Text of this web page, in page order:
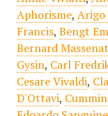
Aphorisme, Arigo
Francis, Bengt
Bernard Massenat
Gysin, Carl
Cesare Vivaldi,
D'Ottavi,